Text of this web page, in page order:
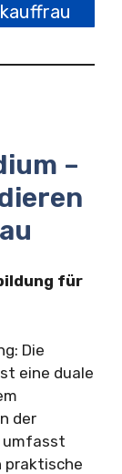
–
für
Die
eine duale
der
umfasst
praktische